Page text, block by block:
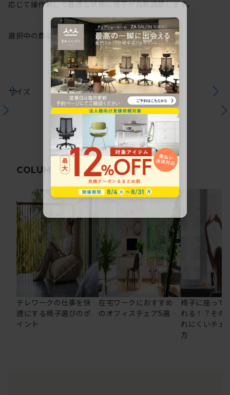
応じて操作無しで最適な状態に椅子が自動調節します。
選択中の商品情報保証 注意事項
サイズ
COLUMN 関連コラム
テレワークの仕事を快
適にする椅子選びのポ
イント
在宅ワークにおすすめ
のオフィスチェア5選
椅子に座って
れる！？その
れにくいチェ
方